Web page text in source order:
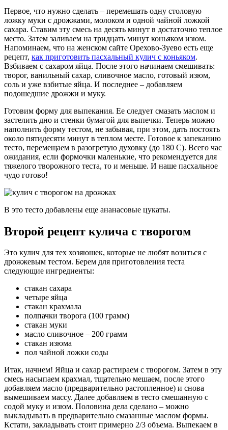
Первое, что нужно сделать – перемешать одну столовую
ложку муки с дрожжами, молоком и одной чайной ложкой
сахара. Ставим эту смесь на десять минут в достаточно теплое
место. Затем заливаем на тридцать минут коньяком изюм.
Напоминаем, что на женском сайте Орехово-Зуево есть еще
рецепт, как приготовить пасхальный кулич с коньяком.
Взбиваем с сахаром яйца. После этого начинаем смешивать:
творог, ванильный сахар, сливочное масло, готовый изюм,
соль и уже взбитые яйца. И последнее – добавляем
подошедшие дрожжи и муку.
Готовим форму для выпекания. Ее следует смазать маслом и
застелить дно и стенки бумагой для выпечки. Теперь можно
наполнить форму тестом, не забывая, при этом, дать постоять
около пятидесяти минут в теплом месте. Готовое к запеканию
тесто, перемещаем в разогретую духовку (до 180 С). Всего час
ожидания, если формочки маленькие, что рекомендуется для
тяжелого творожного теста, то и меньше. И наше пасхальное
чудо готово!
В это тесто добавлены еще ананасовые цукаты.
Второй рецепт кулича с творогом
Это кулич для тех хозяюшек, которые не любят возиться с
дрожжевым тестом. Берем для приготовления теста
следующие ингредиенты:
стакан сахара
четыре яйца
стакан крахмала
полпачки творога (100 грамм)
стакан муки
масло сливочное – 200 грамм
стакан изюма
пол чайной ложки соды
Итак, начнем! Яйца и сахар растираем с творогом. Затем в эту
смесь насыпаем крахмал, тщательно мешаем, после этого
добавляем масло (предварительно растопленное) и снова
вымешиваем массу. Далее добавляем в тесто смешанную с
содой муку и изюм. Половина дела сделано – можно
выкладывать в предварительно смазанные маслом формы.
Кстати, закладывать стоит примерно 2/3 объема. Выпекаем в